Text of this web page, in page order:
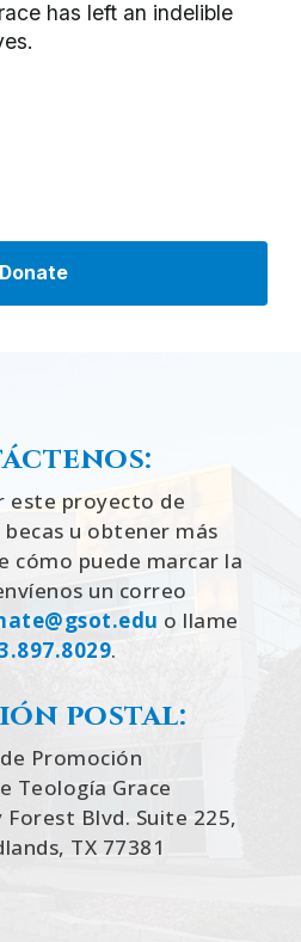
este proyecto de
u obtener más
cómo puede marcar la
un correo
o llame
.
postal:
Promoción
Teología Grace
Blvd. Suite 225,
TX 77381